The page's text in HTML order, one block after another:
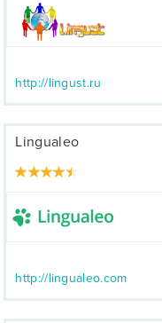
http://lingust.ru
Lingualeo
http://lingualeo.com